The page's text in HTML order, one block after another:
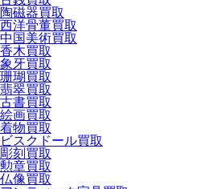
陶磁器買取
西洋骨董買取
中国美術買取
香木買取
象牙買取
珊瑚買取
翡翠買取
古書買取
絵画買取
着物買取
ビスクドール買取
彫刻買取
勲章買取
仏像買取